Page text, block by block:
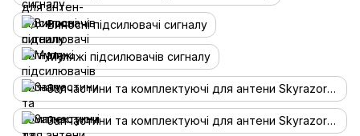
Виносні підсилювачі сигналу
Муляжі підсилювачів сигналу
Запчастини та комплектуючі для антени Skyrazor Otaman
Запчастини та комплектуючі для антени Skyrazor Varta